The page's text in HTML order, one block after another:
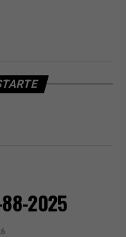
88-2025